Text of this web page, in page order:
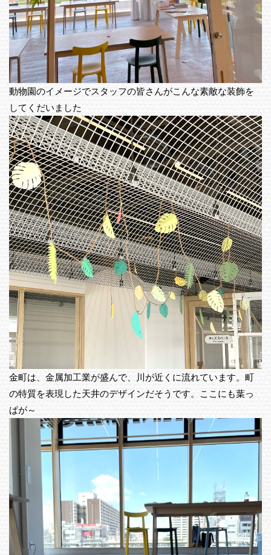
動物園のイメージでスタッフの皆さんがこんな素敵な装飾を
してくだいました
金町は、金属加工業が盛んで、川が近くに流れています。町
の特質を表現した天井のデザインだそうです。ここにも葉っ
ぱが～